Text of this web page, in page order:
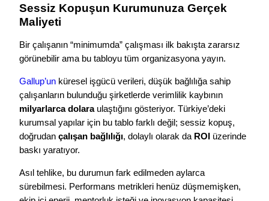
Sessiz Kopuşun Kurumunuza Gerçek
Maliyeti
Bir çalışanın “minimumda” çalışması ilk bakışta zararsız
görünebilir ama bu tabloyu tüm organizasyona yayın.
Gallup’un küresel işgücü verileri, düşük bağlılığa sahip
çalışanların bulunduğu şirketlerde verimlilik kaybının
milyarlarca dolaraulaştığını gösteriyor. Türkiye’deki
kurumsal yapılar için bu tablo farklı değil; sessiz kopuş,
doğrudan çalışan bağlılığı, dolaylı olarak da ROI
üzerinde
baskı yaratıyor.
Asıl tehlike, bu durumun fark edilmeden aylarca
sürebilmesi. Performans metrikleri henüz düşmemişken,